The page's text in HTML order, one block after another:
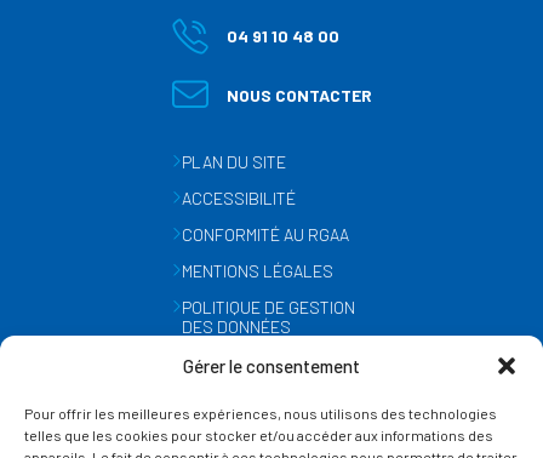
Gérer le consentement
Pour offrir les meilleures expériences, nous utilisons des technologies
telles que les cookies pour stocker et/ou accéder aux informations des
04 91 10 48 00
NOUS CONTACTER
PLAN DU SITE
ACCESSIBILITÉ
CONFORMITÉ AU RGAA
MENTIONS LÉGALES
POLITIQUE DE GESTION
DES DONNÉES
GESTION DES COOKIES